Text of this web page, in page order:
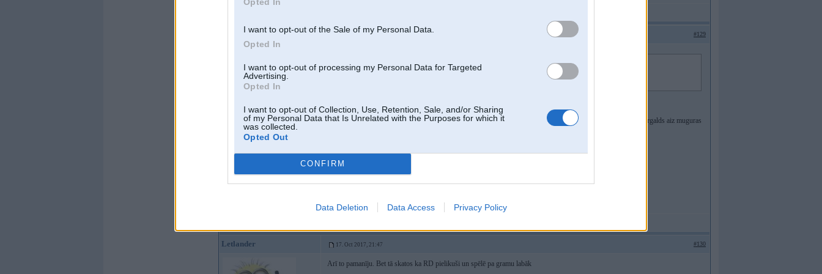
I want to opt-out of the Sale of my Personal Data.
Opted In
I want to opt-out of processing my Personal Data for Targeted
Advertising.
Opted In
I want to opt-out of Collection, Use, Retention, Sale, and/or Sharing
of my Personal Data that Is Unrelated with the Purposes for which it
was collected.
Opted Out
CONFIRM
Data Deletion Data Access Privacy Policy
17. Oct 2017, 21:36 #129
Ziņojumi:995
17 Oct 2017, 21:26:37@hrustsrakstīja:
Dzirdot kad komentētājs saka Jevpalovs uzreiz prātā nāk sezona, kad Cipulis bija topā
Sūds par Jepalovu, bet, kad tie komentētāji jau sāk bļaut, ka tūlīt vārti, redz būs, paskatos uz atpakaļu, man datorgalds aiz muguras
Tagadējie komentētāji, jau liekas, ka pēc tālas, diognālas piespēles, sirds šamiem apstāsies no pārsteiguma
Letlander 17. Oct 2017, 21:47 #130
Arī to pamanīju. Bet tā skatos ka RD pielikuši un spēlē pa gramu labāk